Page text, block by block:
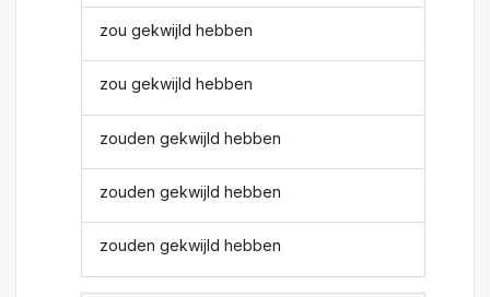
zou gekwijld hebben
zou gekwijld hebben
zouden gekwijld hebben
zouden gekwijld hebben
zouden gekwijld hebben